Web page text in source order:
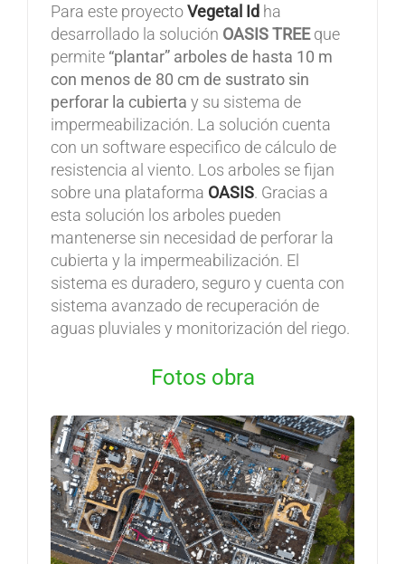
Para este proyectoVegetal Idha
desarrollado la solución OASIS TREEque
permite “plantar” arboles de hasta 10 m
con menos de 80 cm de sustrato sin
perforar la cubierta y su sistema de
impermeabilización. La solución cuenta
con un software especifico de cálculo de
resistencia al viento. Los arboles se fijan
sobre una plataforma OASIS. Gracias a
esta solución los arboles pueden
mantenerse sin necesidad de perforar la
cubierta y la impermeabilización. El
sistema es duradero, seguro y cuenta con
sistema avanzado de recuperación de
aguas pluviales y monitorización del riego.
Fotos obra